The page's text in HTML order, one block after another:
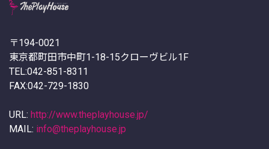
〒194-0021
東京都町田市中町1-18-15クローヴビル1F
TEL:042-851-8311
FAX:042-729-1830
URL: http://www.theplayhouse.jp/
MAIL: info@theplayhouse.jp